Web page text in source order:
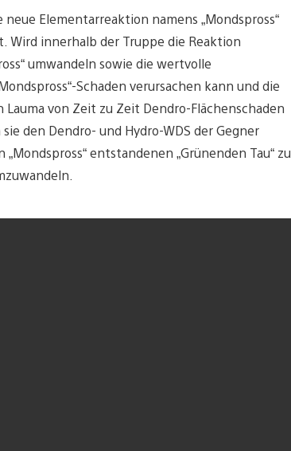
Elementarreaktion namens „Mondspross“
Wird innerhalb der Truppe die Reaktion
umwandeln sowie die wertvolle
Schaden verursachen kann und die
von Zeit zu Zeit Dendro-Flächenschaden
den Dendro- und Hydro-WDS der Gegner
entstandenen „Grünenden Tau“ zu